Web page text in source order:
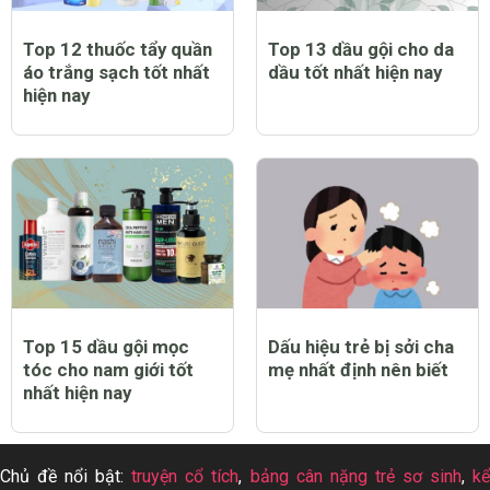
Top 12 thuốc tẩy quần
áo trắng sạch tốt nhất
hiện nay
Top 13 dầu gội cho da
dầu tốt nhất hiện nay
Top 15 dầu gội mọc
tóc cho nam giới tốt
nhất hiện nay
Dấu hiệu trẻ bị sởi cha
mẹ nhất định nên biết
Chủ đề nổi bật:truyện cổ tích, bảng cân nặng trẻ sơ sinh, kể